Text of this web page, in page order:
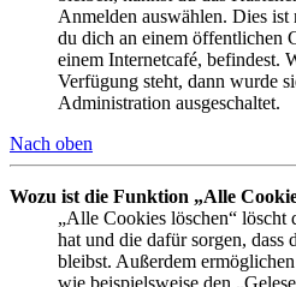
Anmelden auswählen. Dies
du dich an einem öffentlichen
einem Internetcafé, befindest.
Verfügung steht, dann wurde
Administration ausgeschaltet.
Nach oben
Wozu ist die Funktion „Alle
„Alle Cookies löschen“
hat und die dafür sorgen, dass
bleibst. Außerdem
wie beispielsweise den